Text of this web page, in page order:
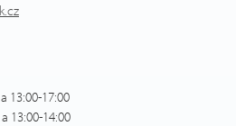
13:00-17:00
13:00-14:00